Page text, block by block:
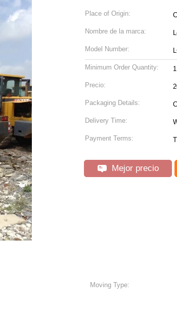
Place of Origin:
Nombre de la marca:
Model Number:
Minimum Order Quantity: 1
Precio:
Packaging Details:
Delivery Time:
Payment Terms:
Mejor precio
Moving Type: